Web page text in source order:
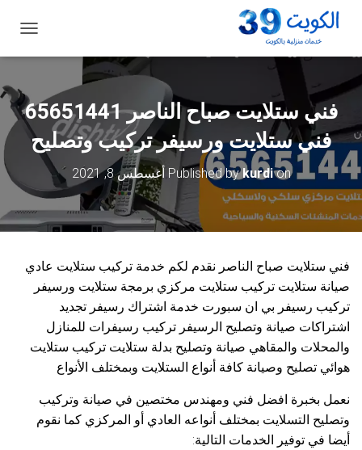
ب
ل
ا
ل
فني ستلايت صباح الناصر 65651441
فني ستلايت ورسيفر تركيب وتصليح
Published bykurdion أغسطس 8, 2021
فني ستلايت صباح الناصر نقدم لكم خدمة تركيب ستلايت عادي
صيانة ستلايت تركيب ستلايت مركزي برمجة ستلايت ورسيفر
تركيب رسيفر بي ان سبورت خدمة اشتراك رسيفر تجديد
اشتراكات صيانة وتصليح الرسيفر تركيب رسيفرات للمنازل
والمحلات والمقاهي صيانة وتصليح بدلة ستلايت تركيب ستلايت
هوائي تصليح وصيانة كافة أنواع الستلايت وبمختلف الأنواع
نعمل بخبرة افضل فني ومهندس مختصين في صيانة وتركيب
وتصليح التسلايت بمختلف أنواعه العادي أو المركزي كما نقوم
أيضا في توفير الخدمات التالية: